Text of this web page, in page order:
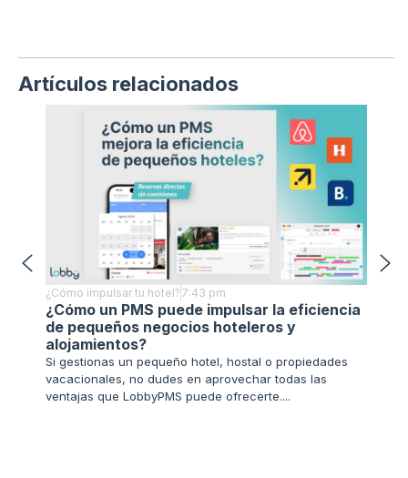
Artículos relacionados
¿Cómo impulsar tu hotel? 7:43 pm
¿Cómo un PMS puede impulsar la eficiencia
de pequeños negocios hoteleros y
alojamientos?
Si gestionas un pequeño hotel, hostal o propiedades
vacacionales, no dudes en aprovechar todas las
ventajas que LobbyPMS puede ofrecerte....